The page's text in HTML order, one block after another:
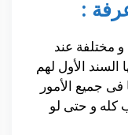
:
و مختلفة عند
السند الأول لهم
جميع الأمور
و حتى لو